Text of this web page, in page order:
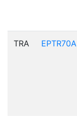
TRA EPTR70A